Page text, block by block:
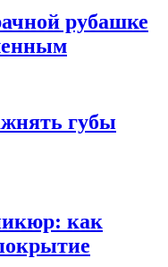
рубашке
губы
как